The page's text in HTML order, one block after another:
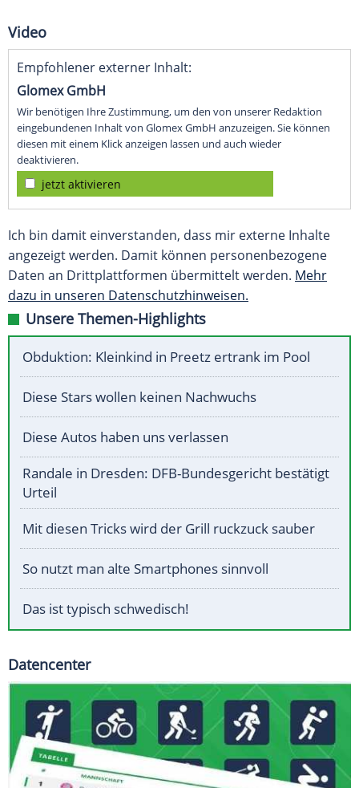
Video
Empfohlener externer Inhalt:
Glomex GmbH
Wir benötigen Ihre Zustimmung, um den von unserer Redaktion
eingebundenen Inhalt von Glomex GmbH anzuzeigen. Sie können
diesen mit einem Klick anzeigen lassen und auch wieder
deaktivieren.
jetzt aktivieren
Ich bin damit einverstanden, dass mir externe Inhalte
angezeigt werden. Damit können personenbezogene
Daten an Drittplattformen übermittelt werden. Mehr
dazu in unseren Datenschutzhinweisen.
Unsere Themen-Highlights
Obduktion: Kleinkind in Preetz ertrank im Pool
Diese Stars wollen keinen Nachwuchs
Diese Autos haben uns verlassen
Randale in Dresden: DFB-Bundesgericht bestätigt
Urteil
Mit diesen Tricks wird der Grill ruckzuck sauber
So nutzt man alte Smartphones sinnvoll
Das ist typisch schwedisch!
Datencenter